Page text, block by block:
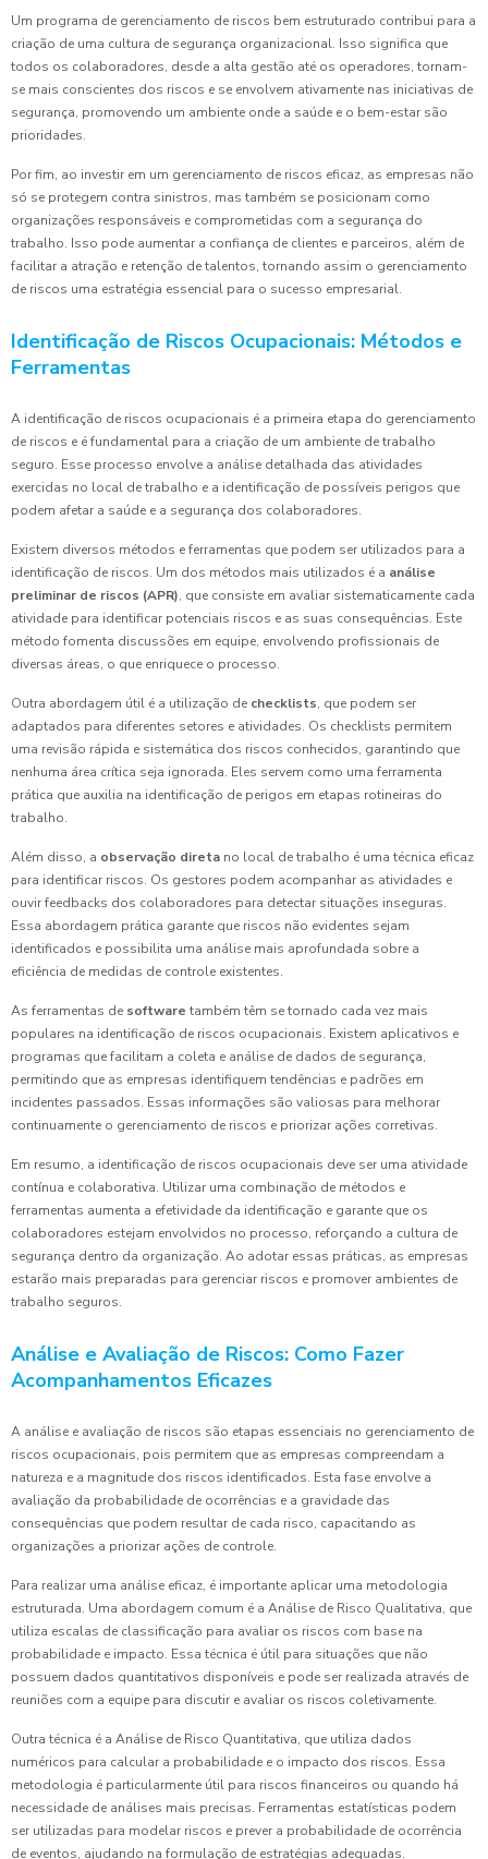
Um programa de gerenciamento de riscos bem estruturado contribui para a
criação de uma cultura de segurança organizacional. Isso significa que
todos os colaboradores, desde a alta gestão até os operadores, tornam-
se mais conscientes dos riscos e se envolvem ativamente nas iniciativas de
segurança, promovendo um ambiente onde a saúde e o bem-estar são
prioridades.
Por fim, ao investir em um gerenciamento de riscos eficaz, as empresas não
só se protegem contra sinistros, mas também se posicionam como
organizações responsáveis e comprometidas com a segurança do
trabalho. Isso pode aumentar a confiança de clientes e parceiros, além de
facilitar a atração e retenção de talentos, tornando assim o gerenciamento
de riscos uma estratégia essencial para o sucesso empresarial.
Identificação de Riscos Ocupacionais: Métodos e
Ferramentas
A identificação de riscos ocupacionais é a primeira etapa do gerenciamento
de riscos e é fundamental para a criação de um ambiente de trabalho
seguro. Esse processo envolve a análise detalhada das atividades
exercidas no local de trabalho e a identificação de possíveis perigos que
podem afetar a saúde e a segurança dos colaboradores.
Existem diversos métodos e ferramentas que podem ser utilizados para a
identificação de riscos. Um dos métodos mais utilizados é a análise
preliminar de riscos (APR), que consiste em avaliar sistematicamente cada
atividade para identificar potenciais riscos e as suas consequências. Este
método fomenta discussões em equipe, envolvendo profissionais de
diversas áreas, o que enriquece o processo.
Outra abordagem útil é a utilização de checklists, que podem ser
adaptados para diferentes setores e atividades. Os checklists permitem
uma revisão rápida e sistemática dos riscos conhecidos, garantindo que
nenhuma área crítica seja ignorada. Eles servem como uma ferramenta
prática que auxilia na identificação de perigos em etapas rotineiras do
trabalho.
Além disso, a observação direta no local de trabalho é uma técnica eficaz
para identificar riscos. Os gestores podem acompanhar as atividades e
ouvir feedbacks dos colaboradores para detectar situações inseguras.
Essa abordagem prática garante que riscos não evidentes sejam
identificados e possibilita uma análise mais aprofundada sobre a
eficiência de medidas de controle existentes.
As ferramentas de software também têm se tornado cada vez mais
populares na identificação de riscos ocupacionais. Existem aplicativos e
programas que facilitam a coleta e análise de dados de segurança,
permitindo que as empresas identifiquem tendências e padrões em
incidentes passados. Essas informações são valiosas para melhorar
continuamente o gerenciamento de riscos e priorizar ações corretivas.
Em resumo, a identificação de riscos ocupacionais deve ser uma atividade
contínua e colaborativa. Utilizar uma combinação de métodos e
ferramentas aumenta a efetividade da identificação e garante que os
colaboradores estejam envolvidos no processo, reforçando a cultura de
segurança dentro da organização. Ao adotar essas práticas, as empresas
estarão mais preparadas para gerenciar riscos e promover ambientes de
trabalho seguros.
Análise e Avaliação de Riscos: Como Fazer
Acompanhamentos Eficazes
A análise e avaliação de riscos são etapas essenciais no gerenciamento de
riscos ocupacionais, pois permitem que as empresas compreendam a
natureza e a magnitude dos riscos identificados. Esta fase envolve a
avaliação da probabilidade de ocorrências e a gravidade das
consequências que podem resultar de cada risco, capacitando as
organizações a priorizar ações de controle.
Para realizar uma análise eficaz, é importante aplicar uma metodologia
estruturada. Uma abordagem comum é a Análise de Risco Qualitativa, que
utiliza escalas de classificação para avaliar os riscos com base na
probabilidade e impacto. Essa técnica é útil para situações que não
possuem dados quantitativos disponíveis e pode ser realizada através de
reuniões com a equipe para discutir e avaliar os riscos coletivamente.
Outra técnica é a Análise de Risco Quantitativa, que utiliza dados
numéricos para calcular a probabilidade e o impacto dos riscos. Essa
metodologia é particularmente útil para riscos financeiros ou quando há
necessidade de análises mais precisas. Ferramentas estatísticas podem
ser utilizadas para modelar riscos e prever a probabilidade de ocorrência
de eventos, ajudando na formulação de estratégias adequadas.